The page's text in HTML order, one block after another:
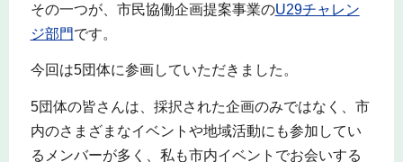
その一つが、市民協働企画提案事業のU29チャレン
ジ部門です。
今回は5団体に参画していただきました。
5団体の皆さんは、採択された企画のみではなく、市
内のさまざまなイベントや地域活動にも参加してい
るメンバーが多く、私も市内イベントでお会いする